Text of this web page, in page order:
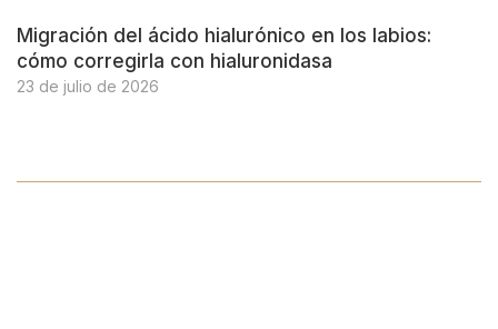
Migración del ácido hialurónico en los labios:
cómo corregirla con hialuronidasa
23 de julio de 2026